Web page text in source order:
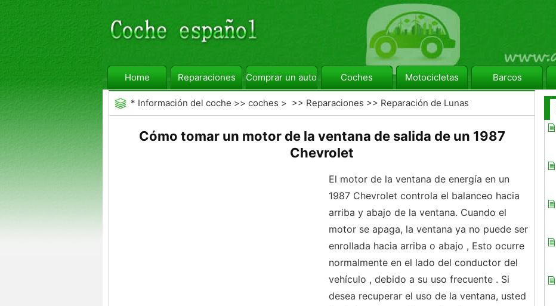
Home Reparaciones Comprar un automóvil Coches Motocicletas Barcos
* Información del coche >> coches > >> Reparaciones >> Reparación de Lunas
Cómo tomar un motor de la ventana de salida de un 1987
Chevrolet
El motor de la ventana de energía en un
1987 Chevrolet controla el balanceo hacia
arriba y abajo de la ventana. Cuando el
motor se apaga, la ventana ya no puede ser
enrollada hacia arriba o abajo , Esto ocurre
normalmente en el lado del conductor del
vehículo , debido a su uso frecuente . Si
desea recuperar el uso de la ventana, usted